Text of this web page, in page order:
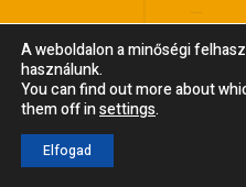
A weboldalon a minőségi
használunk.
You can find out more about
them off insettings.
Elfogad